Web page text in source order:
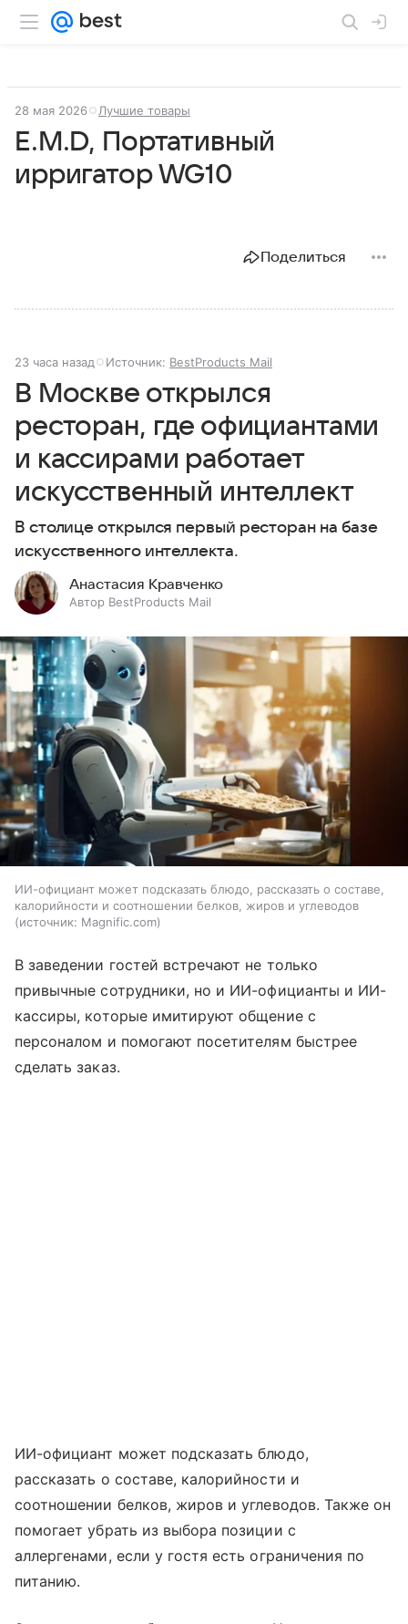
28 мая 2026 Лучшие товары
E.M.D, Портативный
ирригатор WG10
Поделиться
23 часа назад Источник: BestProducts Mail
В Москве открылся
ресторан, где официантами
и кассирами работает
искусственный интеллект
В столице открылся первый ресторан на базе
искусственного интеллекта.
Анастасия Кравченко
Автор BestProducts Mail
ИИ-официант может подсказать блюдо, рассказать о составе,
калорийности и соотношении белков, жиров и углеводов
источник: Magnific.com
В заведении гостей встречают не только
привычные сотрудники, но и ИИ-официанты и ИИ-
кассиры, которые имитируют общение с
персоналом и помогают посетителям быстрее
сделать заказ.
ИИ-официант может подсказать блюдо,
рассказать о составе, калорийности и
соотношении белков, жиров и углеводов. Также он
помогает убрать из выбора позиции с
аллергенами, если у гостя есть ограничения по
питанию.